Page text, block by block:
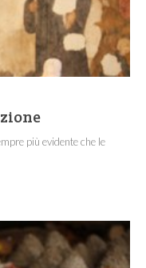
più evidente che le